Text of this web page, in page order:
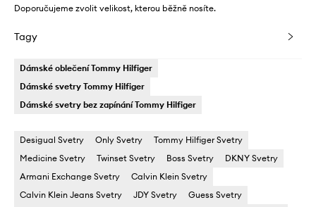
Doporučujeme zvolit velikost, kterou běžně nosíte.
Tagy
Dámské oblečení Tommy Hilfiger
Dámské svetry Tommy Hilfiger
Dámské svetry bez zapínání Tommy Hilfiger
Desigual Svetry Only Svetry
Tommy Hilfiger Svetry
Medicine Svetry
Twinset Svetry Boss Svetry
DKNY Svetry
Armani Exchange Svetry
Calvin Klein Svetry
Calvin Klein Jeans Svetry
JDY Svetry
Guess Svetry